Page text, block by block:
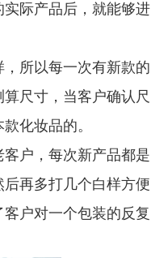
际产品后，就能够进
所以每一次有新款的
尺寸，当客户确认尺
化妆品的。
户，每次新产品都是
再多打几个白样方便
户对一个包装的反复